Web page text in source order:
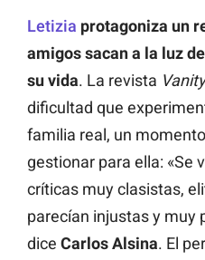
Letizia protagoniza un
amigos sacan a la luz
su vida. La revista
dificultad que
familia real, un
gestionar para ella: «Se
críticas muy clasistas,
parecían injustas y muy
dice Carlos Alsina. El